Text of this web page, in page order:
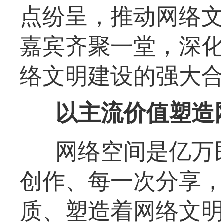
点纷呈，推动网络
嘉宾齐聚一堂，深
络文明建设的强大
以主流价值塑
网络空间是亿
创作、每一次分享
质、塑造着网络文